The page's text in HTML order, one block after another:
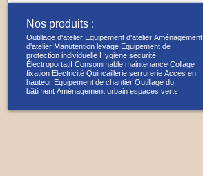
Nos produits :
Outillage d'atelier Equipement d'atelier Aménagement
d'atelier Manutention levage Equipement de
protection individuelle Hygiène sécurité
Électroportatif Consommable maintenance Collage
fixation Electricité Quincaillerie serrurerie Accès en
hauteur Equipement de chantier Outillage du
bâtiment Aménagement urbain espaces verts